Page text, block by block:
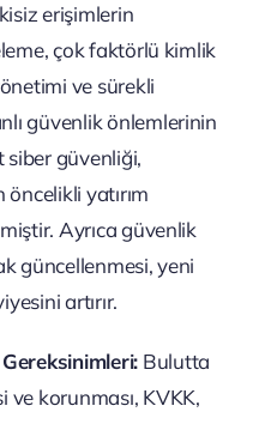
erişimlerin
çok faktörlü kimlik
ve sürekli
güvenlik önlemlerinin
siber güvenliği,
yatırım
Ayrıca güvenlik
güncellenmesi, yeni
artırır.
Bulutta
korunması, KVKK,